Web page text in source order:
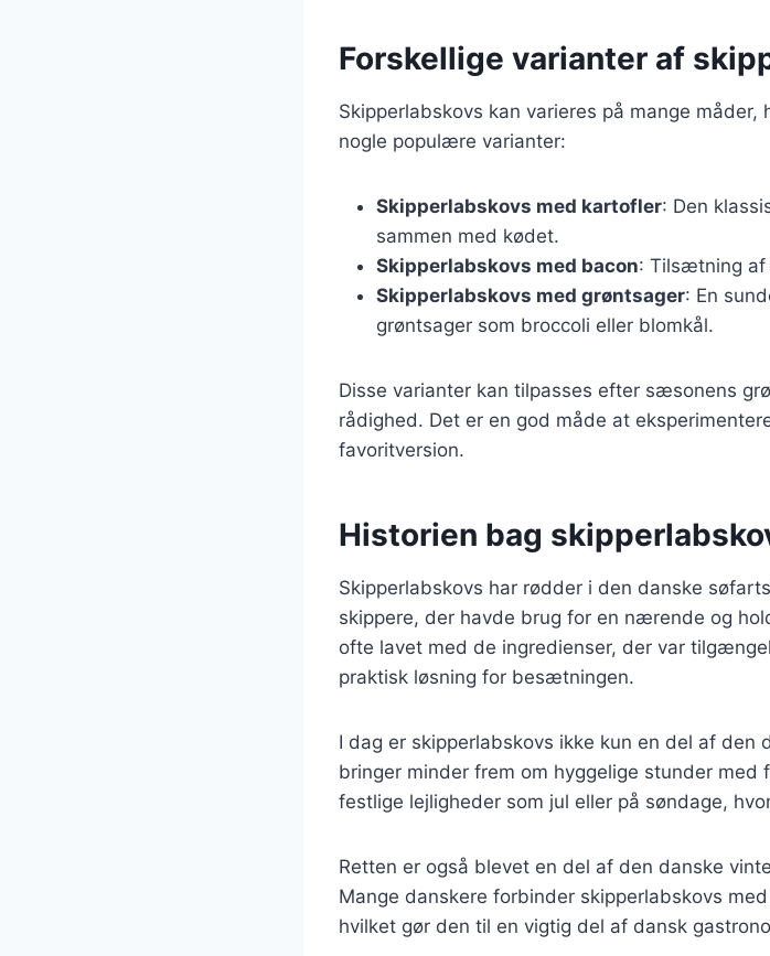
Forskellige varianter af
Skipperlabskovs kan varieres på mange
nogle populære varianter:
Skipperlabskovs med kartofler: Den
sammen med kødet.
Skipperlabskovs med bacon: Tilsætning af
Skipperlabskovs med grøntsager: En
grøntsager som broccoli eller blomkål.
Disse varianter kan tilpasses efter sæsonens
rådighed. Det er en god måde at
favoritversion.
Historien bag
Skipperlabskovs har rødder i den danske
skippere, der havde brug for en nærende og
ofte lavet med de ingredienser, der var
praktisk løsning for besætningen.
I dag er skipperlabskovs ikke kun en del af den
bringer minder frem om hyggelige stunder med
festlige lejligheder som jul eller på søndage,
Retten er også blevet en del af den danske
Mange danskere forbinder skipperlabskovs
hvilket gør den til en vigtig del af dansk